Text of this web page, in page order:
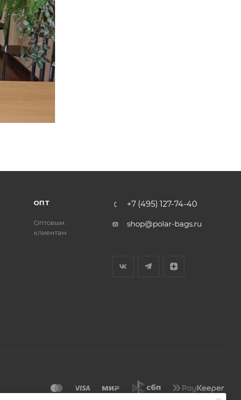
ОПТ
Оптовым
клиентам
+7 (495) 127-74-40
shop@polar-bags.ru